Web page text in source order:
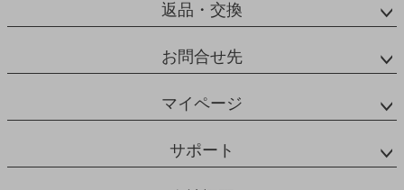
返品・交換
お問合せ先
マイページ
サポート